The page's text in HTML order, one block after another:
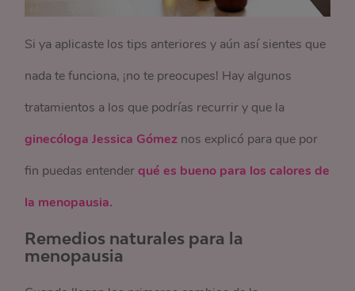
Si ya aplicaste los tips anteriores y aún así sientes que
nada te funciona, ¡no te preocupes! Hay algunos
tratamientos a los que podrías recurrir y que la
ginecóloga Jessica Gómez nos explicó para que por
fin puedas entenderqué es bueno para los calores de
la menopausia.
Remedios naturales para la
menopausia